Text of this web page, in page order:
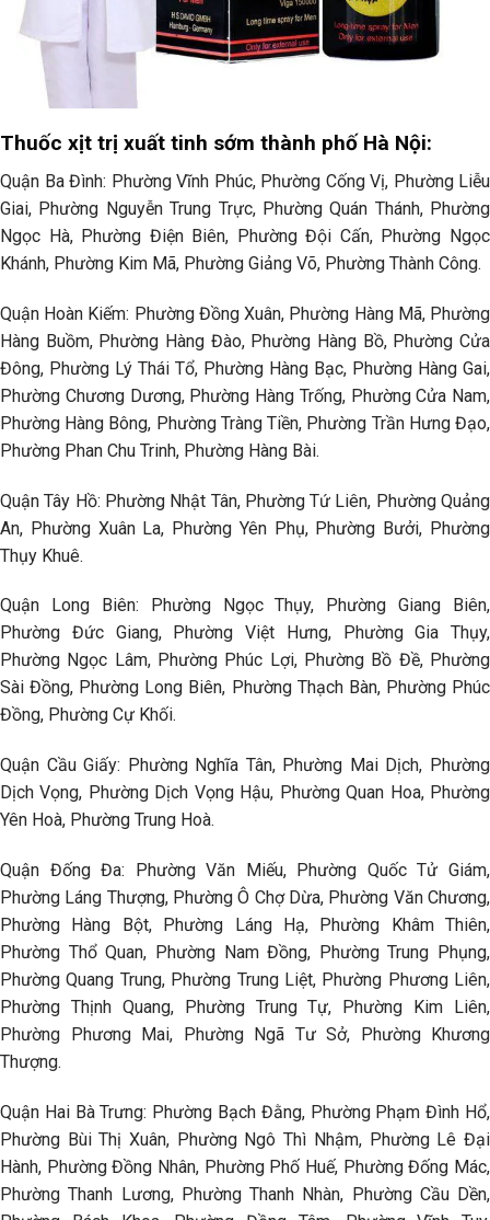
Thuốc xịt trị xuất tinh sớm thành phố Hà Nội:
Quận Ba Đình: Phường Vĩnh Phúc, Phường Cống Vị, Phường Liễu
Giai, Phường Nguyễn Trung Trực, Phường Quán Thánh, Phường
Ngọc Hà, Phường Điện Biên, Phường Đội Cấn, Phường Ngọc
Khánh, Phường Kim Mã, Phường Giảng Võ, Phường Thành Công.
Quận Hoàn Kiếm: Phường Đồng Xuân, Phường Hàng Mã, Phường
Hàng Buồm, Phường Hàng Đào, Phường Hàng Bồ, Phường Cửa
Đông, Phường Lý Thái Tổ, Phường Hàng Bạc, Phường Hàng Gai,
Phường Chương Dương, Phường Hàng Trống, Phường Cửa Nam,
Phường Hàng Bông, Phường Tràng Tiền, Phường Trần Hưng Đạo,
Phường Phan Chu Trinh, Phường Hàng Bài.
Quận Tây Hồ: Phường Nhật Tân, Phường Tứ Liên, Phường Quảng
An, Phường Xuân La, Phường Yên Phụ, Phường Bưởi, Phường
Thụy Khuê.
Quận Long Biên: Phường Ngọc Thụy, Phường Giang Biên,
Phường Đức Giang, Phường Việt Hưng, Phường Gia Thụy,
Phường Ngọc Lâm, Phường Phúc Lợi, Phường Bồ Đề, Phường
Sài Đồng, Phường Long Biên, Phường Thạch Bàn, Phường Phúc
Đồng, Phường Cự Khối.
Quận Cầu Giấy: Phường Nghĩa Tân, Phường Mai Dịch, Phường
Dịch Vọng, Phường Dịch Vọng Hậu, Phường Quan Hoa, Phường
Yên Hoà, Phường Trung Hoà.
Quận Đống Đa: Phường Văn Miếu, Phường Quốc Tử Giám,
Phường Láng Thượng, Phường Ô Chợ Dừa, Phường Văn Chương,
Phường Hàng Bột, Phường Láng Hạ, Phường Khâm Thiên,
Phường Thổ Quan, Phường Nam Đồng, Phường Trung Phụng,
Phường Quang Trung, Phường Trung Liệt, Phường Phương Liên,
Phường Thịnh Quang, Phường Trung Tự, Phường Kim Liên,
Phường Phương Mai, Phường Ngã Tư Sở, Phường Khương
Thượng.
Quận Hai Bà Trưng: Phường Bạch Đằng, Phường Phạm Đình Hổ,
Phường Bùi Thị Xuân, Phường Ngô Thì Nhậm, Phường Lê Đại
Hành, Phường Đồng Nhân, Phường Phố Huế, Phường Đống Mác,
Phường Thanh Lương, Phường Thanh Nhàn, Phường Cầu Dền,